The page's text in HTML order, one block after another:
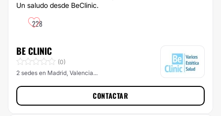
Un saludo desde BeClinic.
228
BE CLINIC
(0)
2 sedes en Madrid, Valencia...
CONTACTAR